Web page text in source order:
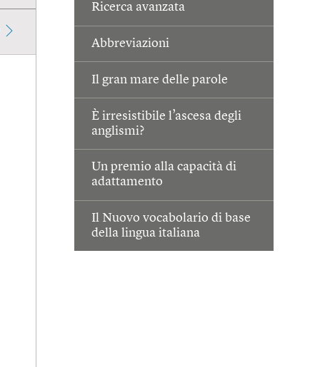
Ricerca avanzata
Abbreviazioni
Il gran mare delle parole
È irresistibile l’ascesa degli
anglismi?
Un premio alla capacità di
adattamento
Il Nuovo vocabolario di base
della lingua italiana